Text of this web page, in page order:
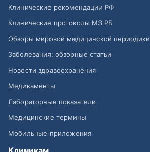
Клинические рекомендации РФ
Клинические протоколы МЗ РБ
Обзоры мировой медицинской периодики
Заболевания: обзорные статьи
Новости здравоохранения
Медикаменты
Лабораторные показатели
Медицинские термины
Мобильные приложения